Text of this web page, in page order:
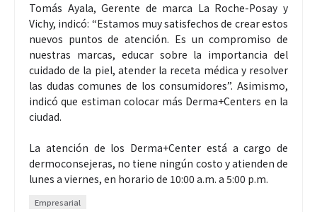
Tomás Ayala, Gerente de marca La Roche-Posay y
Vichy, indicó: “Estamos muy satisfechos de crear estos
nuevos puntos de atención. Es un compromiso de
nuestras marcas, educar sobre la importancia del
cuidado de la piel, atender la receta médica y resolver
las dudas comunes de los consumidores”. Asimismo,
indicó que estiman colocar más Derma+Centers en la
ciudad.
La atención de los Derma+Center está a cargo de
dermoconsejeras, no tiene ningún costo y atienden de
lunes a viernes, en horario de 10:00 a.m. a 5:00 p.m.
Empresarial